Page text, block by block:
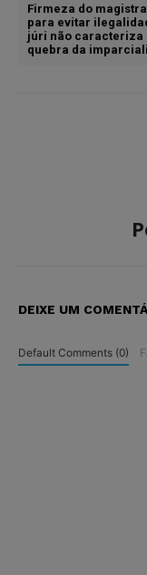
Firmeza do
para evitar
júri não caracteriza
quebra da
DEIXE UM
Default Comments (0)